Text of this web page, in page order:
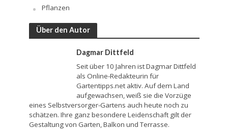
Pflanzen
Über den Autor
Dagmar Dittfeld
Seit über 10 Jahren ist Dagmar Dittfeld
als Online-Redakteurin für
Gartentipps.net aktiv. Auf dem Land
aufgewachsen, weiß sie die Vorzüge
eines Selbstversorger-Gartens auch heute noch zu
schätzen. Ihre ganz besondere Leidenschaft gilt der
Gestaltung von Garten, Balkon und Terrasse.